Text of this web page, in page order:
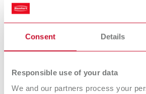
Consent Details
Responsible use of your data
We and our partners process your
hart
GEO Expert A.